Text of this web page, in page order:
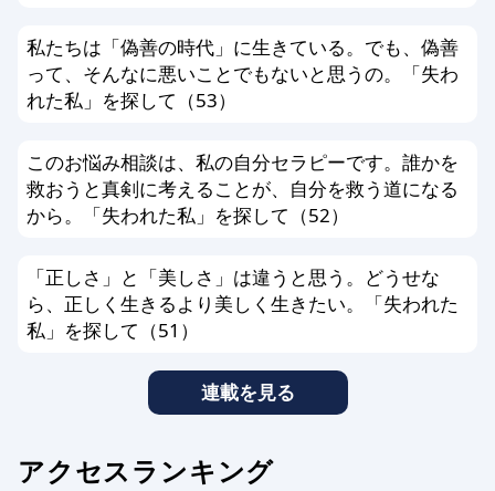
私たちは「偽善の時代」に生きている。でも、偽善
って、そんなに悪いことでもないと思うの。「失わ
れた私」を探して（53）
このお悩み相談は、私の自分セラピーです。誰かを
救おうと真剣に考えることが、自分を救う道になる
から。「失われた私」を探して（52）
「正しさ」と「美しさ」は違うと思う。どうせな
ら、正しく生きるより美しく生きたい。「失われた
私」を探して（51）
連載を見る
アクセスランキング